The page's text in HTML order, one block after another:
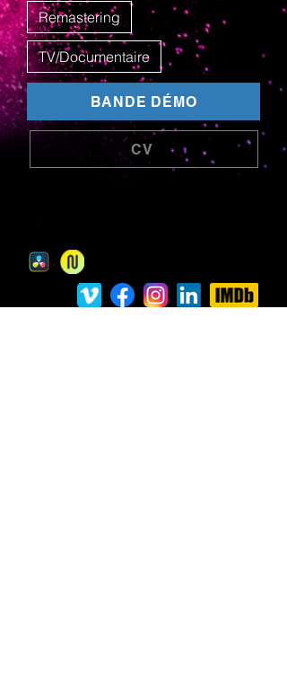
Remastering
TV/Documentaire
BANDE DÉMO
BANDE DÉMO
CV